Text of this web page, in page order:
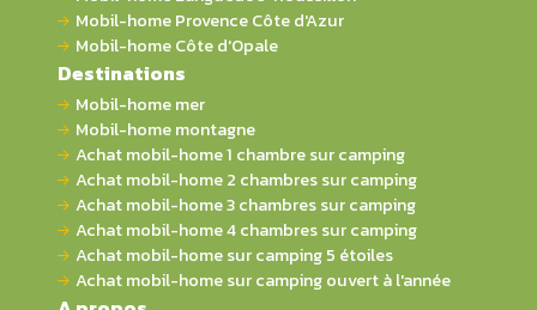
Mobil-home Provence Côte d'Azur
Mobil-home Côte d'Opale
Destinations
Mobil-home mer
Mobil-home montagne
Achat mobil-home 1 chambre sur camping
Achat mobil-home 2 chambres sur camping
Achat mobil-home 3 chambres sur camping
Achat mobil-home 4 chambres sur camping
Achat mobil-home sur camping 5 étoiles
Achat mobil-home sur camping ouvert à l'année